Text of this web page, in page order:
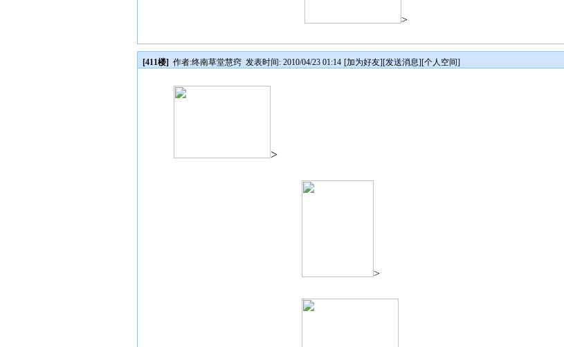
>
[411楼] 作者:终南草堂慧窍 发表时间: 2010/04/23 01:14 [加为好友][发送消息][个人空间]
>
>